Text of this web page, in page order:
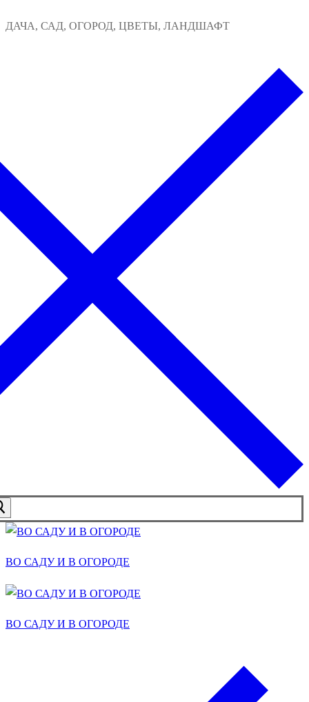
к
ДАЧА, САД, ОГОРОД, ЦВЕТЫ, ЛАНДШАФТ
ВО САДУ И В ОГОРОДЕ
ВО САДУ И В ОГОРОДЕ